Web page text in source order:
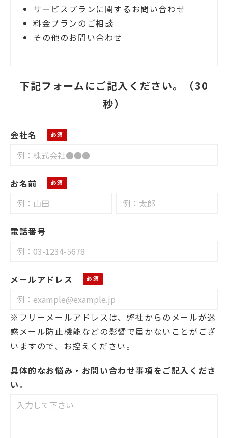
サービスプランに関するお問い合わせ
料金プランのご相談
その他のお問い合わせ
下記フォームにご記入ください。（30
秒）
会社名
お名前
電話番号
メールアドレス
※フリーメールアドレスは、弊社からのメールが迷
惑メール防止機能などの影響で届かないことがござ
いますので、お控えください。
具体的なお悩み・お問い合わせ事項をご記入くださ
い。